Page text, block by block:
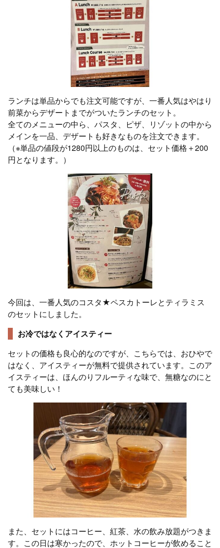
ランチは単品からでも注文可能ですが、一番人気はやはり
前菜からデザートまでがついたランチのセット。
全てのメニューの中ら、パスタ、ピザ、リゾットの中から
メインを一品、デザートも好きなものを注文できます。
（※単品の値段が1280円以上のものは、セット価格＋200
円となります。）
今回は、一番人気のコスタ★ペスカトーレとティラミス
のセットにしました。
お冷ではなくアイスティー
セットの価格も良心的なのですが、こちらでは、おひやで
はなく、アイスティーが無料で提供されています。このア
イスティーは、ほんのりフルーティな味で、無糖なのにと
ても美味しい！
また、セットにはコーヒー、紅茶、水の飲み放題がつきま
す。この日は寒かったので、ホットコーヒーが飲めること